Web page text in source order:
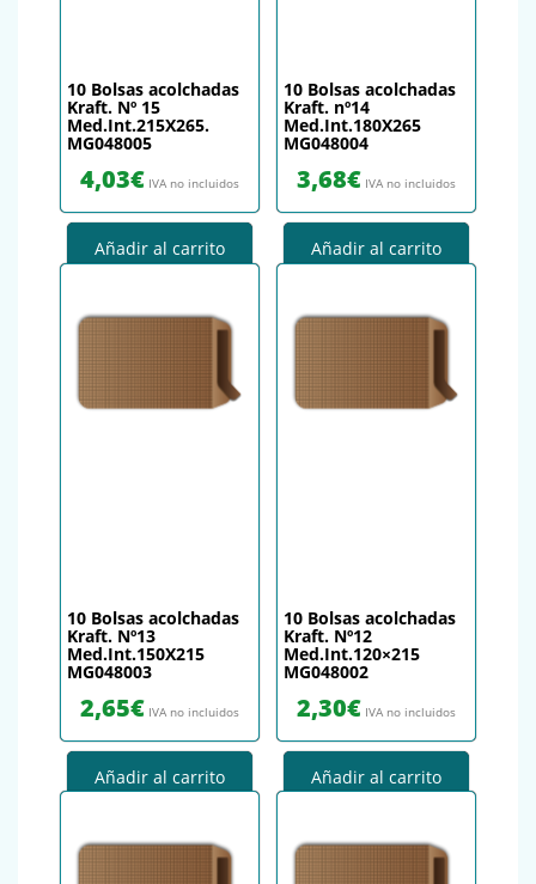
10 Bolsas acolchadas
Kraft. Nº 15
Med.Int.215X265.
MG048005
4,03€ IVA no incluidos
Añadir al carrito
10 Bolsas acolchadas
Kraft. nº14
Med.Int.180X265
MG048004
3,68€ IVA no incluidos
Añadir al carrito
10 Bolsas acolchadas
Kraft. Nº13
Med.Int.150X215
MG048003
2,65€ IVA no incluidos
Añadir al carrito
10 Bolsas acolchadas
Kraft. Nº12
Med.Int.120×215
MG048002
2,30€ IVA no incluidos
Añadir al carrito